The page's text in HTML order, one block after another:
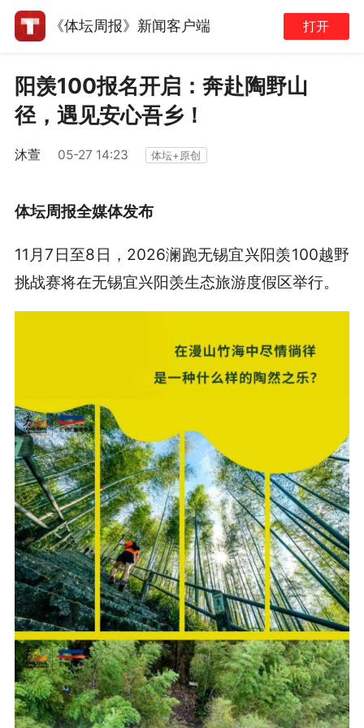
《体坛周报》新闻客户端 打开
阳羡100报名开启：奔赴陶野山
径，遇见安心吾乡！
沐萱 05-27 14:23 体坛+原创
体坛周报全媒体发布
11月7日至8日，2026澜跑无锡宜兴阳羡100越野
挑战赛将在无锡宜兴阳羡生态旅游度假区举行。